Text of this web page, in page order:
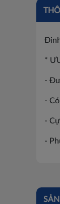
*
-
-
-
-